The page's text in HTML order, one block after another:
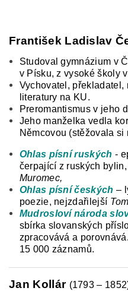
František Ladislav
Studoval gymnázium v
v Písku, z vysoké školy
Vychovatel,
literatury na KU.
Preromantismus v jeho
Jeho manželka vedla
Němcovou (stěžovala si
Ohlas písní ruských -
čerpající z ruských
Muromec,
Ohlas písní českých –
poezie, nejzdařilejší
Mudrosloví národa
sbírka slovanských
zpracovává a
15 000 záznamů.
Jan Kollár (1793 –